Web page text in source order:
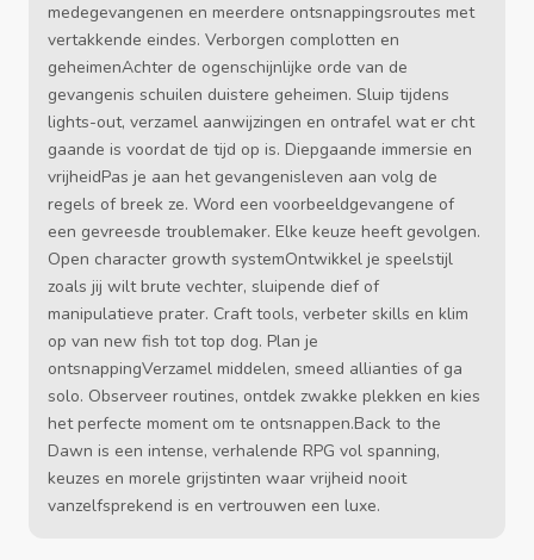
medegevangenen en meerdere ontsnappingsroutes met
vertakkende eindes. Verborgen complotten en
geheimenAchter de ogenschijnlijke orde van de
gevangenis schuilen duistere geheimen. Sluip tijdens
lights-out, verzamel aanwijzingen en ontrafel wat er cht
gaande is voordat de tijd op is. Diepgaande immersie en
vrijheidPas je aan het gevangenisleven aan volg de
regels of breek ze. Word een voorbeeldgevangene of
een gevreesde troublemaker. Elke keuze heeft gevolgen.
Open character growth systemOntwikkel je speelstijl
zoals jij wilt brute vechter, sluipende dief of
manipulatieve prater. Craft tools, verbeter skills en klim
op van new fish tot top dog. Plan je
ontsnappingVerzamel middelen, smeed allianties of ga
solo. Observeer routines, ontdek zwakke plekken en kies
het perfecte moment om te ontsnappen.Back to the
Dawn is een intense, verhalende RPG vol spanning,
keuzes en morele grijstinten waar vrijheid nooit
vanzelfsprekend is en vertrouwen een luxe.